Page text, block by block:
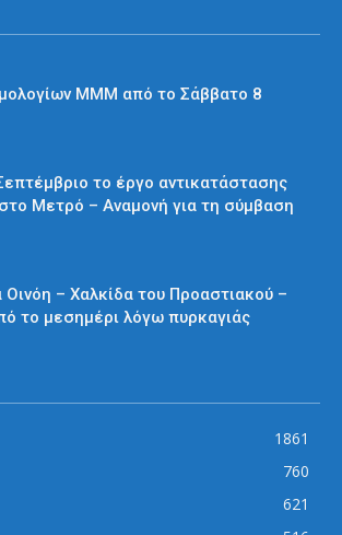
ΜΜΜ από το Σάββατο 8
το έργο αντικατάστασης
Μετρό – Αναμονή για τη σύμβαση
Οινόη – Χαλκίδα του Προαστιακού –
το μεσημέρι λόγω πυρκαγιάς
1861
760
621